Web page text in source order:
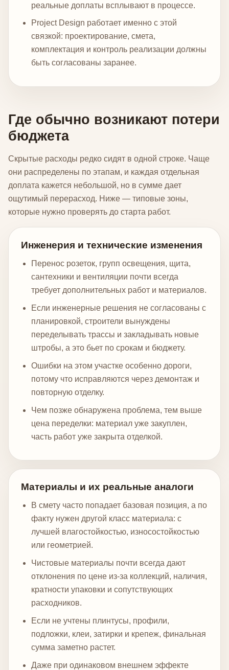
реальные доплаты всплывают в процессе.
Project Design работает именно с этой
связкой: проектирование, смета,
комплектация и контроль реализации должны
быть согласованы заранее.
Где обычно возникают потери
бюджета
Скрытые расходы редко сидят в одной строке. Чаще
они распределены по этапам, и каждая отдельная
доплата кажется небольшой, но в сумме дает
ощутимый перерасход. Ниже — типовые зоны,
которые нужно проверять до старта работ.
Инженерия и технические изменения
Перенос розеток, групп освещения, щита,
сантехники и вентиляции почти всегда
требует дополнительных работ и материалов.
Если инженерные решения не согласованы с
планировкой, строители вынуждены
переделывать трассы и закладывать новые
штробы, а это бьет по срокам и бюджету.
Ошибки на этом участке особенно дороги,
потому что исправляются через демонтаж и
повторную отделку.
Чем позже обнаружена проблема, тем выше
цена переделки: материал уже закуплен,
часть работ уже закрыта отделкой.
Материалы и их реальные аналоги
В смету часто попадает базовая позиция, а по
факту нужен другой класс материала: с
лучшей влагостойкостью, износостойкостью
или геометрией.
Чистовые материалы почти всегда дают
отклонения по цене из-за коллекций, наличия,
кратности упаковки и сопутствующих
расходников.
Если не учтены плинтусы, профили,
подложки, клеи, затирки и крепеж, финальная
сумма заметно растет.
Даже при одинаковом внешнем эффекте